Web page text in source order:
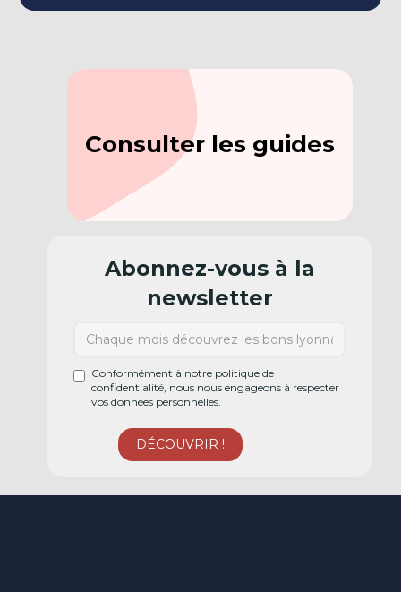
Consulter les guides
Abonnez-vous à la
newsletter
Conformément à notre politique de
confidentialité, nous nous engageons à respecter
vos données personnelles.